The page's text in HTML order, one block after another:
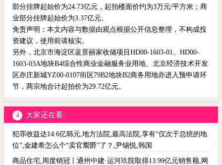
部分挂牌起始价为24.73亿元，起拍楼面价约为3万元/平方米；商
业部分挂牌起始价为3.37亿元。
免责声明：本文内容与数据由观点根据公开信息整理，不构成投
资建议，使用前请核实。
另外，北京市海淀区蓝景丽家收储项目HD00-1603-01、HD00-
1603-03A地块B4综合性商业金融服务业用地、北京经济技术开发
区亦庄新城YZ00-0107街区79B2地块B2商务用地亦进入预申请环
节，两宗地合计起拍价为29.72亿元。
4 大家还在看:
犯罪收益达14.6亿韩元,地方法院,最高法院,享有“仅次于总统的地
位”,金建希怎么个“卖官鬻爵”了？,尹锡悦,韩国
商品住宅,周度销冠丨通州中建·运河玖院取得13.99亿元销售额,网